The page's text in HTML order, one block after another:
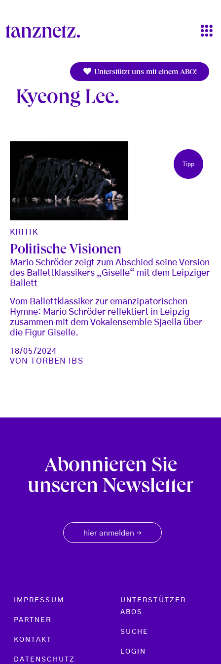
Unterstützt uns mit einem ABO!
Kyeong Lee
Tipp
KRITIK
Politische Visionen
Mario Schröder zeigt zum Abschied seine Version
des Ballettklassikers „Giselle“ mit dem Leipziger
Ballett
Vom Ballettklassiker zur emanzipatorischen
Hymne: Mario Schröder reflektiert in Leipzig
zusammen mit dem Vokalensemble Sjaella über
die Figur Giselle.
18/05/2024
VON
TORBEN IBS
Abonnieren Sie
unseren Newsletter
hier anmelden →
Footer menu
IMPRESSUM
PARTNER
KONTAKT
DATENSCHUTZ
UNTERSTÜTZER
ABOS
SUCHE
LOGIN